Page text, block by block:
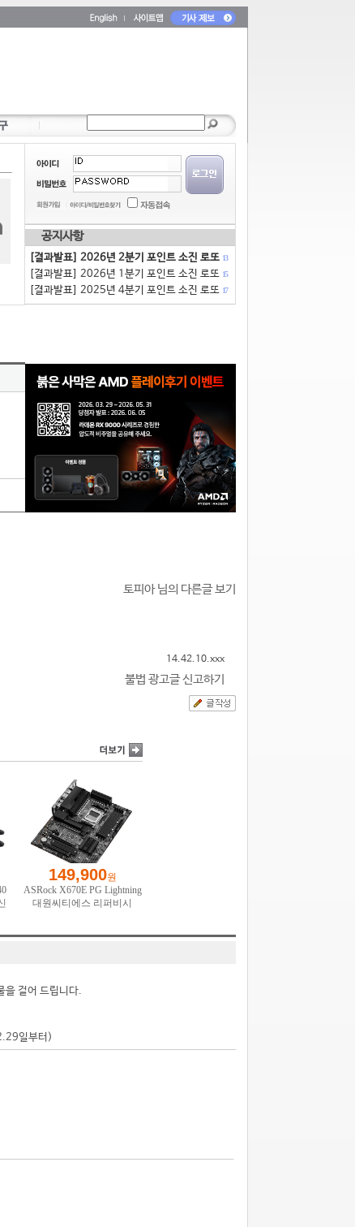
공지사항
[결과발표] 2026년 2분기 포인트 소진 로또 13
[결과발표] 2026년 1분기 포인트 소진 로또 15
[결과발표] 2025년 4분기 포인트 소진 로또 17
토피아 님의 다른글 보기
14.42.10.xxx
불법 광고글 신고하기
을 걸어 드립니다.
일부터)